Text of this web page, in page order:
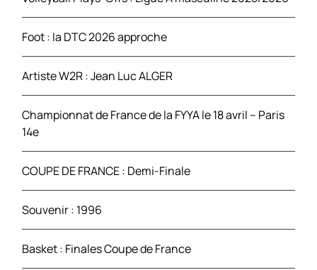
:Foot : la DTC 2026 approche
Artiste W2R : Jean Luc ALGER
Championnat de France de la FYYA le 18 avril – Paris
14e
COUPE DE FRANCE : Demi-Finale
Souvenir : 1996
Basket : Finales Coupe de France